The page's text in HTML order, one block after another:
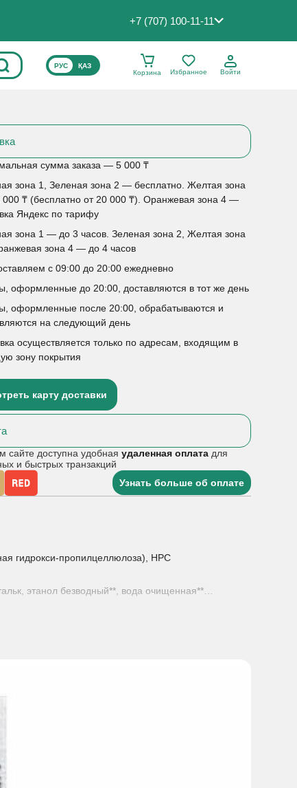
+7 (707) 100-11-11
ВЫБЕРИТЕ ЯЗЫК САЙТА
РУС
ҚАЗ
Корзина
Избранное Войти
сумма заказа — 5 000 ₸
зона 1, Зеленая зона 2 — бесплатно. Желтая зона
₸ (бесплатно от 20 000 ₸). Оранжевая зона 4 —
Яндекс по тарифу
зона 1 — до 3 часов. Зеленая зона 2, Желтая зона
зона 4 — до 4 часов
с 09:00 до 20:00 ежедневно
оформленные до 20:00, доставляются в тот же день
оформленные после 20:00, обрабатываются и
на следующий день
осуществляется только по адресам, входящим в
зону покрытия
карту доставки
сайте доступна удобнаяудаленная оплата для
и быстрых транзакций
Узнать больше об оплате
гидрокси-пропилцеллюлоза), HPC
этанол безводный**, вода очищенная**
антибактериальными средствами
кишки в стадии обострения, заживление язвы
ещё 6 недель лечения.